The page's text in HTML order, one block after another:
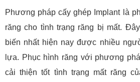
Phương pháp cấy ghép Implant là
răng cho tình trạng răng bị mất.
biến nhất hiện nay được nhiều
lựa. Phục hình răng với phương
cải thiện tốt tình trạng mất răng